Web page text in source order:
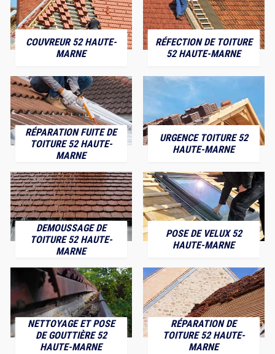
COUVREUR 52 HAUTE-
MARNE
RÉFECTION DE TOITURE
52 HAUTE-MARNE
RÉPARATION FUITE DE
TOITURE 52 HAUTE-
MARNE
URGENCE TOITURE 52
HAUTE-MARNE
DEMOUSSAGE DE
TOITURE 52 HAUTE-
MARNE
POSE DE VELUX 52
HAUTE-MARNE
NETTOYAGE ET POSE
DE GOUTTIÈRE 52
HAUTE-MARNE
RÉPARATION DE
TOITURE 52 HAUTE-
MARNE